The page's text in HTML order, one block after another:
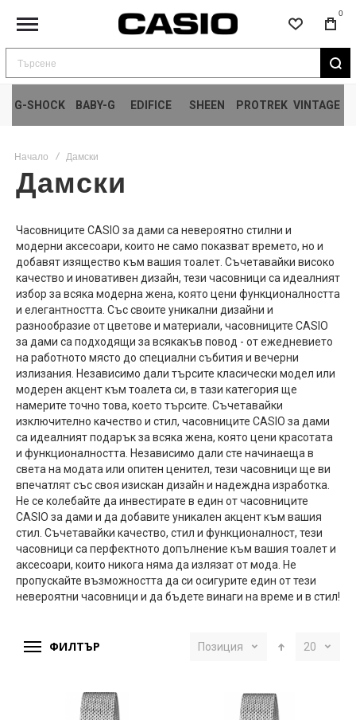
0
Търсене
G-SHOCK
BABY-G EDIFICE SHEEN PROTREK VINTAGE
Начало Дамски
Дамски
Часовниците CASIO за дами са невероятно стилни и
модерни аксесоари, които не само показват времето, но и
добавят изящество към вашия тоалет. Съчетавайки високо
качество и иновативен дизайн, тези часовници са идеалният
избор за всяка модерна жена, която цени функционалността
и елегантността. Със своите уникални дизайни и
разнообразие от цветове и материали, часовниците CASIO
за дами са подходящи за всякакъв повод - от ежедневието
на работното място до специални събития и вечерни
излизания. Независимо дали търсите класически модел или
модерен акцент към тоалета си, в тази категория ще
намерите точно това, което търсите. Съчетавайки
изключително качество и стил, часовниците CASIO за дами
са идеалният подарък за всяка жена, която цени красотата
и функционалността. Независимо дали сте начинаеща в
света на модата или опитен ценител, тези часовници ще ви
впечатлят със своя изискан дизайн и надеждна изработка.
Не се колебайте да инвестирате в един от часовниците
CASIO за дами и да добавите уникален акцент към вашия
стил. Съчетавайки качество, стил и функционалност, тези
часовници са перфектното допълнение към вашия тоалет и
аксесоари, които никога няма да излязат от мода. Не
пропускайте възможността да си осигурите един от тези
невероятни часовници и да бъдете винаги на време и в стил!
ФИЛТЪР Позиция 20